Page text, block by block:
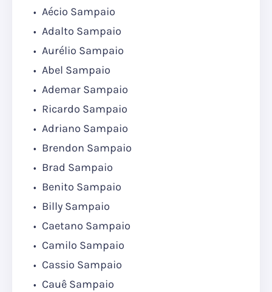
Aécio Sampaio
Adalto Sampaio
Aurélio Sampaio
Abel Sampaio
Ademar Sampaio
Ricardo Sampaio
Adriano Sampaio
Brendon Sampaio
Brad Sampaio
Benito Sampaio
Billy Sampaio
Caetano Sampaio
Camilo Sampaio
Cassio Sampaio
Cauê Sampaio